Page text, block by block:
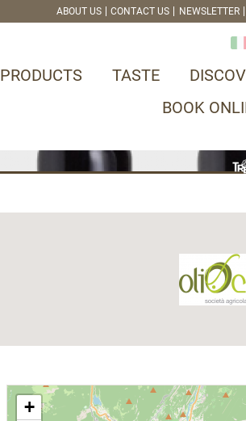
ABOUT US CONTACT US NEWSLETTER
PRODUCTS TASTE
BOOK
+